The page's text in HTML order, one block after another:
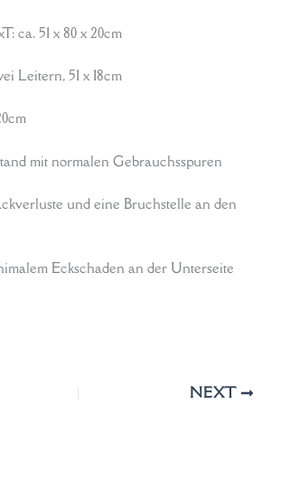
ca. 51 x 80 x 20cm
Leitern, 51 x 18cm
mit normalen Gebrauchsspuren
und eine Bruchstelle an den
Eckschaden an der Unterseite
NEXT